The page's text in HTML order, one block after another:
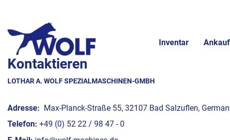
Inventar Ankauf
Kontaktieren
LOTHAR A. WOLF SPEZIALMASCHINEN-GMBH
Adresse: Max-Planck-Straße 55, 32107 Bad Salzuflen,
Telefon: +49 (0) 52 22 / 98 47 - 0